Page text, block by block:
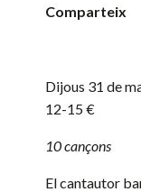
Comparteix
Dijous 31 de
12-15 €
10 cançons
El cantautor